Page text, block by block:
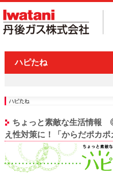
ハピたね
ちょっと素敵な生活情
え性対策に！「からだポカポ